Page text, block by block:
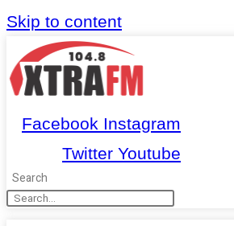
Skip to content
Facebook Instagram
Twitter Youtube
Search